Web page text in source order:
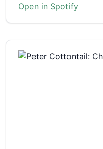
Open in Spotify